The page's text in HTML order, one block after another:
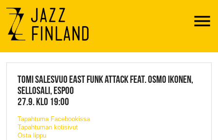
Menu
JAZZ FINLAND LIVE
TOMI SALESVUO EAST FUNK ATTACK FEAT. OSMO IKONEN,
SELLOSALI, ESPOO
27.9. KLO 19:00
Tapahtuma Facebookissa
Tapahtuman kotisivut
Osta lippu